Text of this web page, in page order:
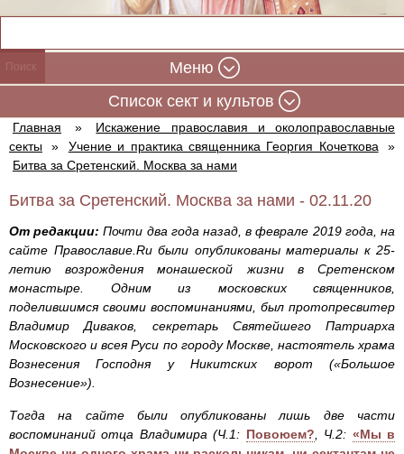
Меню
Cписок сект и культов
Главная »
Искажение православия и околоправославные
секты
» Учение и практика священника Георгия Кочеткова
»
Битва за Сретенский. Москва за нами
Битва за Сретенский. Москва за нами - 02.11.20
От редакции: Почти два года назад, в феврале 2019 года, на
сайте Православие.Ru были опубликованы материалы к 25-
летию возрождения монашеской жизни в Сретенском
монастыре. Одним из московских священников,
поделившимся своими воспоминаниями, был протопресвитер
Владимир Диваков, секретарь Святейшего Патриарха
Московского и всея Руси по городу Москве, настоятель храма
Вознесения Господня у Никитских ворот («Большое
Вознесение»).
Тогда на сайте были опубликованы лишь две части
воспоминаний отца Владимира (Ч.1: Повоюем? , Ч.2: «Мы в